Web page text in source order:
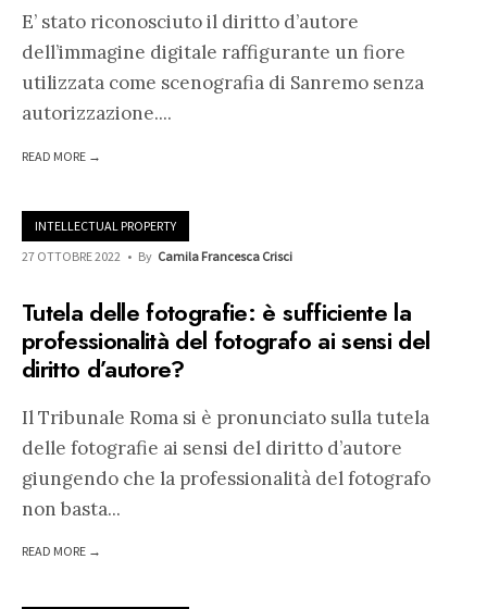
E’ stato riconosciuto il diritto d’autore
dell’immagine digitale raffigurante un fiore
utilizzata come scenografia di Sanremo senza
autorizzazione....
READ MORE →
INTELLECTUAL PROPERTY
27 OTTOBRE 2022 • By Camila Francesca Crisci
Tutela delle fotografie: è sufficiente la
professionalità del fotografo ai sensi del
diritto d’autore?
Il Tribunale Roma si è pronunciato sulla tutela
delle fotografie ai sensi del diritto d’autore
giungendo che la professionalità del fotografo
non basta...
READ MORE →